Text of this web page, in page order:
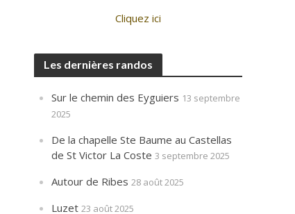
Cliquez ici
Les dernières randos
Sur le chemin des Eyguiers 13 septembre
2025
De la chapelle Ste Baume au Castellas
de St Victor La Coste 3 septembre 2025
Autour de Ribes 28 août 2025
Luzet 23 août 2025